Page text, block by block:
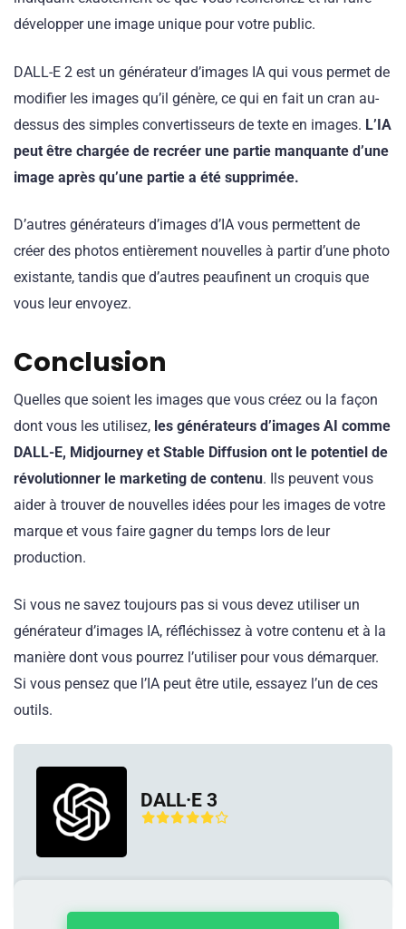
développer une image unique pour votre public.
DALL-E 2 est un générateur d’images IA qui vous permet de
modifier les images qu’il génère, ce qui en fait un cran au-
dessus des simples convertisseurs de texte en images. L’IA
peut être chargée de recréer une partie manquante d’une
image après qu’une partie a été supprimée.
D’autres générateurs d’images d’IA vous permettent de
créer des photos entièrement nouvelles à partir d’une photo
existante, tandis que d’autres peaufinent un croquis que
vous leur envoyez.
Conclusion
Quelles que soient les images que vous créez ou la façon
dont vous les utilisez, les générateurs d’images AI comme
DALL-E, Midjourney et Stable Diffusion ont le potentiel de
révolutionner le marketing de contenu. Ils peuvent vous
aider à trouver de nouvelles idées pour les images de votre
marque et vous faire gagner du temps lors de leur
production.
Si vous ne savez toujours pas si vous devez utiliser un
générateur d’images IA, réfléchissez à votre contenu et à la
manière dont vous pourrez l’utiliser pour vous démarquer.
Si vous pensez que l’IA peut être utile, essayez l’un de ces
outils.
DALL·E 3